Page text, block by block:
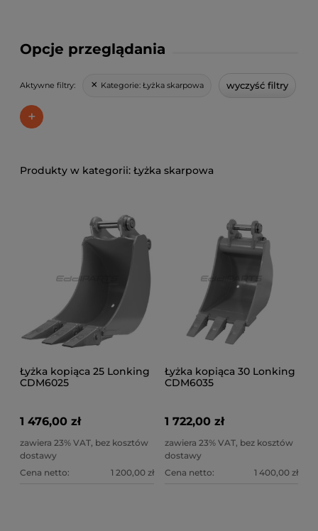
Opcje przeglądania
Aktywne filtry: Kategorie: Łyżka skarpowa wyczyść filtry
+
Łyżka skarpowa
Łyżka kopiąca 25 Lonking
CDM6025
1 476,00 zł
zawiera 23% VAT, bez kosztów
dostawy
Cena netto:
1 200,00 zł
Łyżka kopiąca 30 Lonking
CDM6035
1 722,00 zł
zawiera 23% VAT, bez kosztów
dostawy
Cena netto:
1 400,00 zł